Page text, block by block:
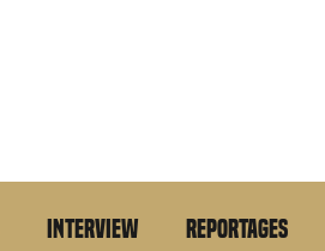
Interview Reportages